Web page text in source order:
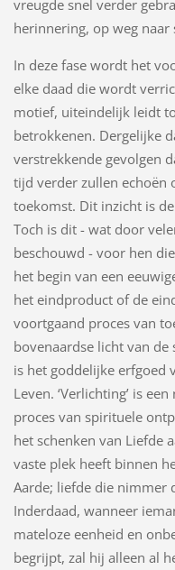
vreugde snel verder
herinnering, op weg
In deze fase wordt het
elke daad die wordt
motief, uiteindelijk leidt
betrokkenen. Dergelijke
verstrekkende gevolgen
tijd verder zullen echoën
toekomst. Dit inzicht is de
Toch is dit - wat door
beschouwd - voor hen
het begin van een
het eindproduct of de
voortgaand proces van
bovenaardse licht van
is het goddelijke erfgoed
Leven. ‘Verlichting’ is
proces van spirituele
het schenken van Liefde
vaste plek heeft binnen
Aarde; liefde die nimmer
Inderdaad, wanneer
mateloze eenheid en
begrijpt, zal hij alleen al